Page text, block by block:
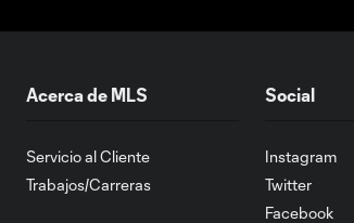
Acerca de MLS
Servicio al Cliente
Trabajos/Carreras
Social
Instagram
Twitter
Facebook